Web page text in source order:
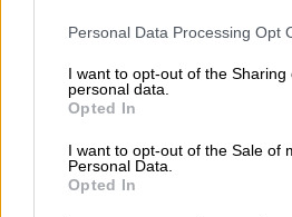
Please note that this website/app
not limited to your visit or usage
grant or deny consent to Google
use your data for below specified
consent section.
Personal Data Processing Opt
I want to opt-out of the Sharing
personal data.
Opted In
I want to opt-out of the Sale of
Personal Data.
Opted In
«Ήμασταν μαζί από το
Του τραγουδούσα τα
στο μαγαζί
τραγούδια μισά - μισά.
μετά τις 02:00 – 03:00 το
τηλέφωνο γιατί μέναμε